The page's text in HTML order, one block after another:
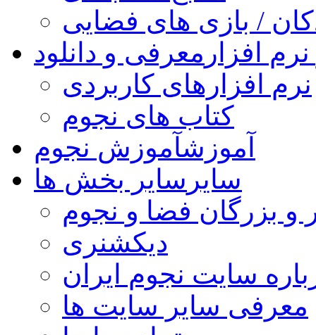
/ بازی های فضایی
افزار معرفی و دانلود
نرم افزارهای کاربردی
کتاب های نجوم
آموزشآموزش نجوم
سایر سایر بخش ها
و بزرگان فضا و نجوم
دیکشنری
سایت نجوم ایران
معرفی سایر سایت ها